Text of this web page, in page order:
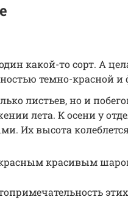
какой-то сорт. А
темно-красной и
листьев, но и
лета. К осени у
Их высота
красивым